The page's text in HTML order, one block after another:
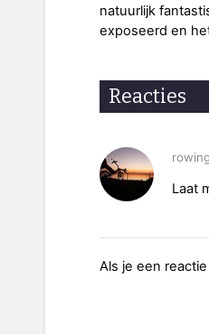
natuurlijk
exposeerd en
Reacties
Laat
Als je een